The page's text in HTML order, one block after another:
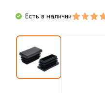
Есть в наличии